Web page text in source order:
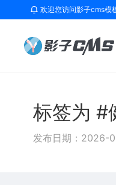
欢迎您访问影子cms模
标签为 #
发布日期：2026-